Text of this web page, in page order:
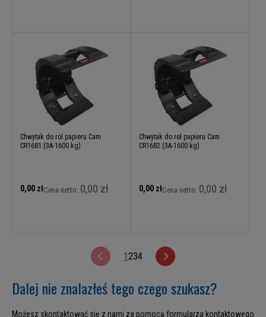
Chwytak do rol papieru Cam
CR1681 (3A-1600 kg)
0,00 złCena netto: 0,00 zł
Chwytak do rol papieru Cam
CR1682 (3A-1600 kg)
0,00 złCena netto: 0,00 zł
1234
Dalej nie znalazłeś tego czego szukasz?
Możesz skontaktować się z nami za pomocą formularza kontaktowego